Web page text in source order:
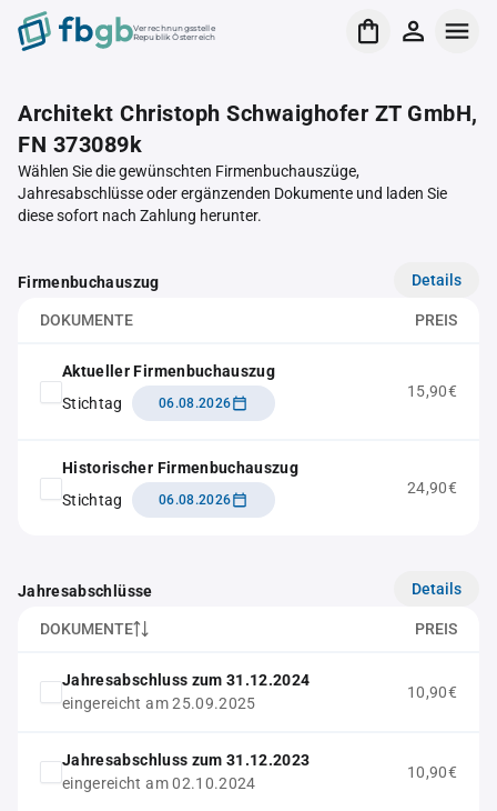
Verrechnungsstelle
Republik Österreich
Architekt Christoph Schwaighofer ZT GmbH,
FN 373089k
Wählen Sie die gewünschten Firmenbuchauszüge,
Jahresabschlüsse oder ergänzenden Dokumente und laden Sie
diese sofort nach Zahlung herunter.
Firmenbuchauszug Details
DOKUMENTE PREIS
Aktueller Firmenbuchauszug
Stichtag
06.08.2026
15,90€
Historischer Firmenbuchauszug
Stichtag
06.08.2026
24,90€
Jahresabschlüsse Details
DOKUMENTE PREIS
Jahresabschluss zum 31.12.2024
eingereicht am 25.09.2025
10,90€
Jahresabschluss zum 31.12.2023
eingereicht am 02.10.2024
10,90€